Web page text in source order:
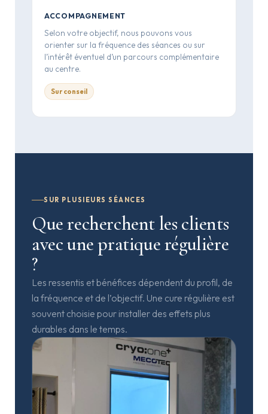
ACCOMPAGNEMENT
Selon votre objectif, nous pouvons vous
orienter sur la fréquence des séances ou sur
l’intérêt éventuel d’un parcours complémentaire
au centre.
Sur conseil
SUR PLUSIEURS SÉANCES
Que recherchent les clients
avec une pratique régulière
?
Les ressentis et bénéfices dépendent du profil, de
la fréquence et de l’objectif. Une cure régulière est
souvent choisie pour installer des effets plus
durables dans le temps.